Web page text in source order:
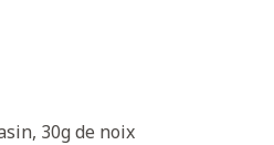
30g de noix